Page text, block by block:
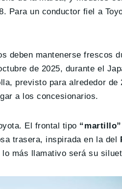
Para un conductor fiel a
deben mantenerse frescos
de 2025, durante el
previsto para alrededor de
a los concesionarios.
El frontal tipo “martillo”
trasera, inspirada en la del
más llamativo será su